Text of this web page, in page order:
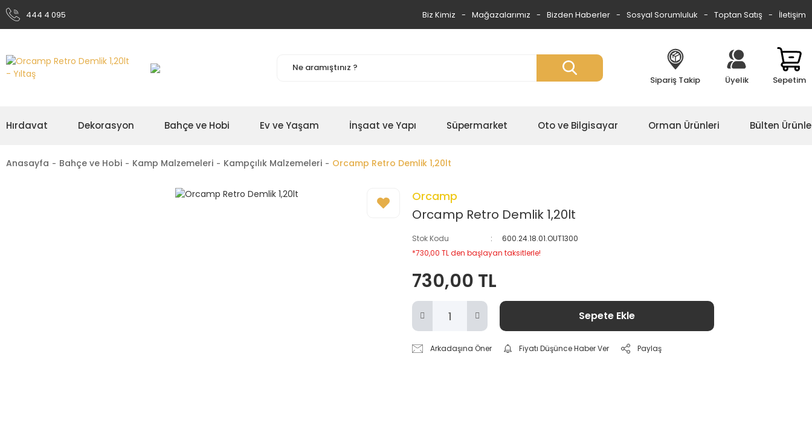
444 4 095 Biz Kimiz Mağazalarımız Bizden Haberler Sosyal Sorumluluk Toptan Satış İletişim
Sipariş Takip Üyelik Sepetim
Hırdavat Dekorasyon Bahçe ve Hobi Ev ve Yaşam İnşaat ve Yapı Süpermarket Oto ve Bilgisayar Orman Ürünleri Bülten
Anasayfa Bahçe ve Hobi Kamp Malzemeleri Kampçılık Malzemeleri Orcamp Retro Demlik 1,20lt
Orcamp
Orcamp Retro Demlik 1,20lt
Stok Kodu
600.24.18.01.OUT1300
*730,00 TL den başlayan taksitlerle!
730,00 TL
Sepete Ekle
Arkadaşına Öner Fiyatı Düşünce Haber Ver Paylaş